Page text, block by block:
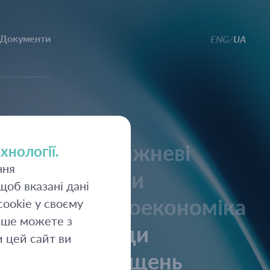
Документи ENG/UA
Щотижневі
огляди
Макроекономіка
Огляди
розміщень
вказані дані
у своєму
можете з
сайт ви